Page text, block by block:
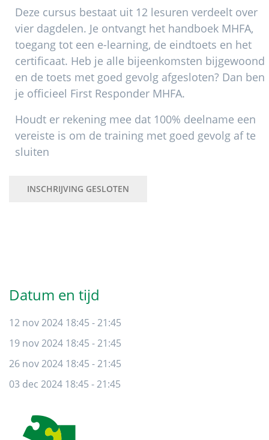
Deze cursus bestaat uit 12 lesuren verdeelt over
vier dagdelen. Je ontvangt het handboek MHFA,
toegang tot een e-learning, de eindtoets en het
certificaat. Heb je alle bijeenkomsten bijgewoond
en de toets met goed gevolg afgesloten? Dan ben
je officieel First Responder MHFA.
Houdt er rekening mee dat 100% deelname een
vereiste is om de training met goed gevolg af te
sluiten
INSCHRIJVING GESLOTEN
Datum en tijd
12 nov 2024 18:45 - 21:45
19 nov 2024 18:45 - 21:45
26 nov 2024 18:45 - 21:45
03 dec 2024 18:45 - 21:45
Footer